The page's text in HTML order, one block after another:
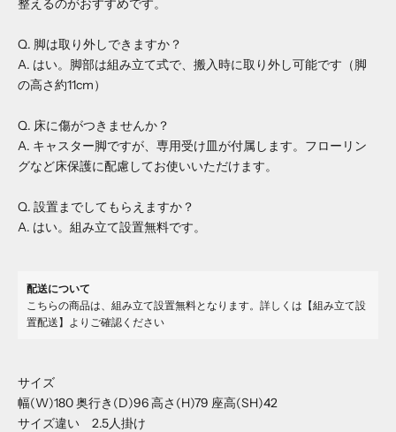
整えるのがおすすめです。
Q. 脚は取り外しできますか？
A. はい。脚部は組み立て式で、搬入時に取り外し可能です（脚
の高さ約11cm）
Q. 床に傷がつきませんか？
A. キャスター脚ですが、専用受け皿が付属します。フローリン
グなど床保護に配慮してお使いいただけます。
Q. 設置までしてもらえますか？
A. はい。組み立て設置無料です。
配送について
こちらの商品は、組み立て設置無料となります。詳しくは 【組み立て設
置配送】 よりご確認ください
サイズ
幅(W)180奥行き(D)96高さ(H)79 座高(SH)42
サイズ違い 2.5人掛け